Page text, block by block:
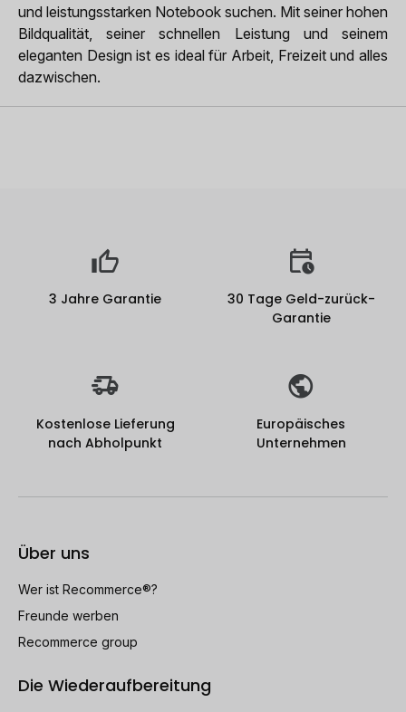
und leistungsstarken Notebook suchen. Mit seiner hohen
Bildqualität, seiner schnellen Leistung und seinem
eleganten Design ist es ideal für Arbeit, Freizeit und alles
dazwischen.
3 Jahre Garantie
30 Tage Geld-zurück-
Garantie
Kostenlose Lieferung
nach Abholpunkt
Europäisches
Unternehmen
Über uns
Wer ist Recommerce®?
Freunde werben
Recommerce group
Die Wiederaufbereitung